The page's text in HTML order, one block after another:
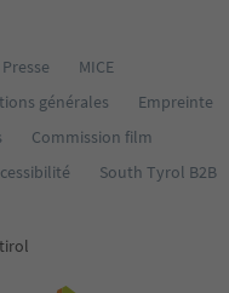
Presse
MICE
générales
Empreinte
Commission film
South Tyrol B2B